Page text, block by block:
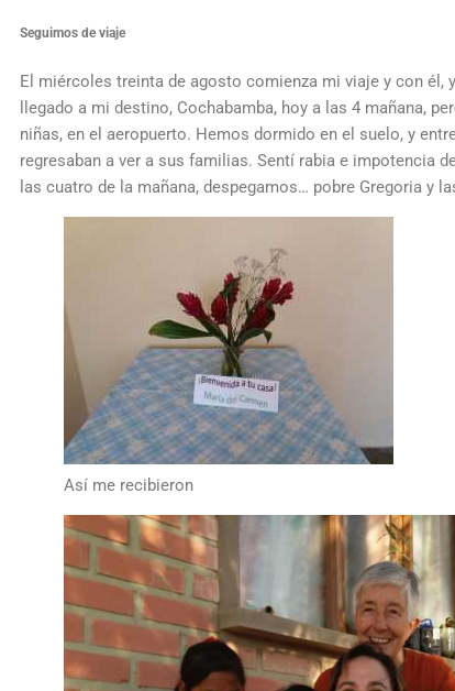
Seguimos de viaje
El miércoles treinta de agosto comienza mi viaje y con él,
llegado a mi destino, Cochabamba, hoy a las 4 mañana,
niñas, en el aeropuerto. Hemos dormido en el suelo, y
regresaban a ver a sus familias. Sentí rabia e impotencia
las cuatro de la mañana, despegamos… pobre Gregoria y
Así me recibieron